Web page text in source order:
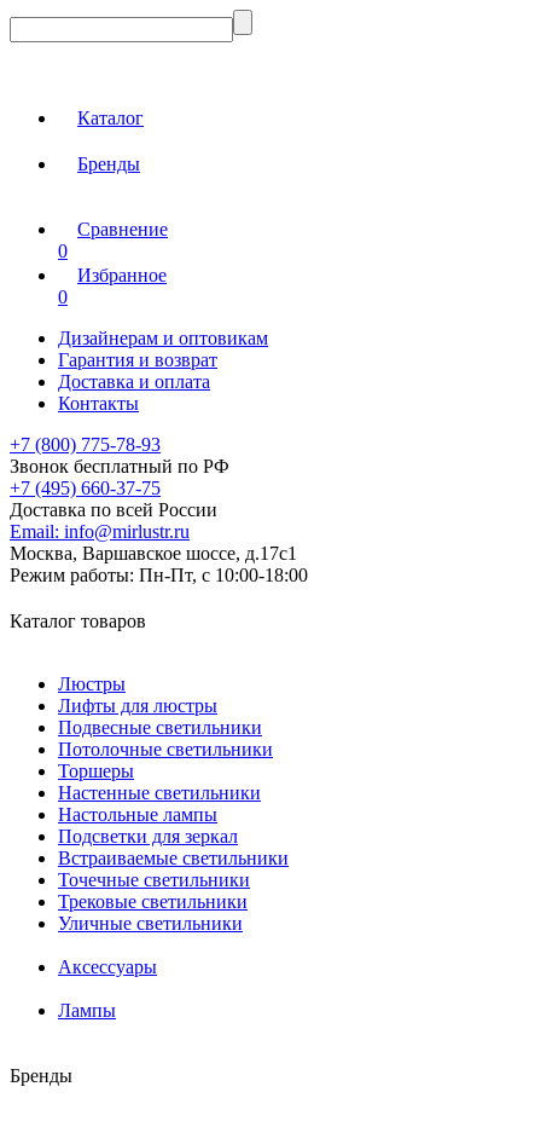
Каталог
Бренды
Сравнение
0
Избранное
0
Дизайнерам и оптовикам
Гарантия и возврат
Доставка и оплата
Контакты
+7 (800) 775-78-93
Звонок бесплатный по РФ
+7 (495) 660-37-75
Доставка по всей России
Email: info@mirlustr.ru
Москва, Варшавское шоссе, д.17c1
Режим работы: Пн-Пт, с 10:00-18:00
Каталог товаров
Люстры
Лифты для люстры
Подвесные светильники
Потолочные светильники
Торшеры
Настенные светильники
Настольные лампы
Подсветки для зеркал
Встраиваемые светильники
Точечные светильники
Трековые светильники
Уличные светильники
Аксессуары
Лампы
Бренды